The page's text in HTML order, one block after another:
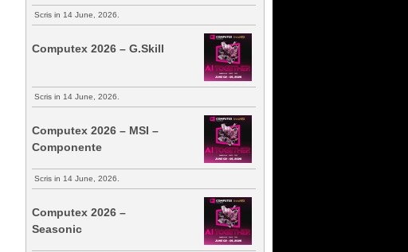
Scris in 14 June, 2026.
Computex 2026 – G.Skill
Scris in 14 June, 2026.
Computex 2026 – MSI –
Componente
Scris in 14 June, 2026.
Computex 2026 –
Seasonic